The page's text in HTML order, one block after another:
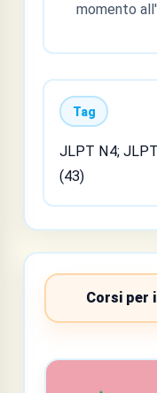
momento
Tag
JLPT N4;
(43)
Corsi per